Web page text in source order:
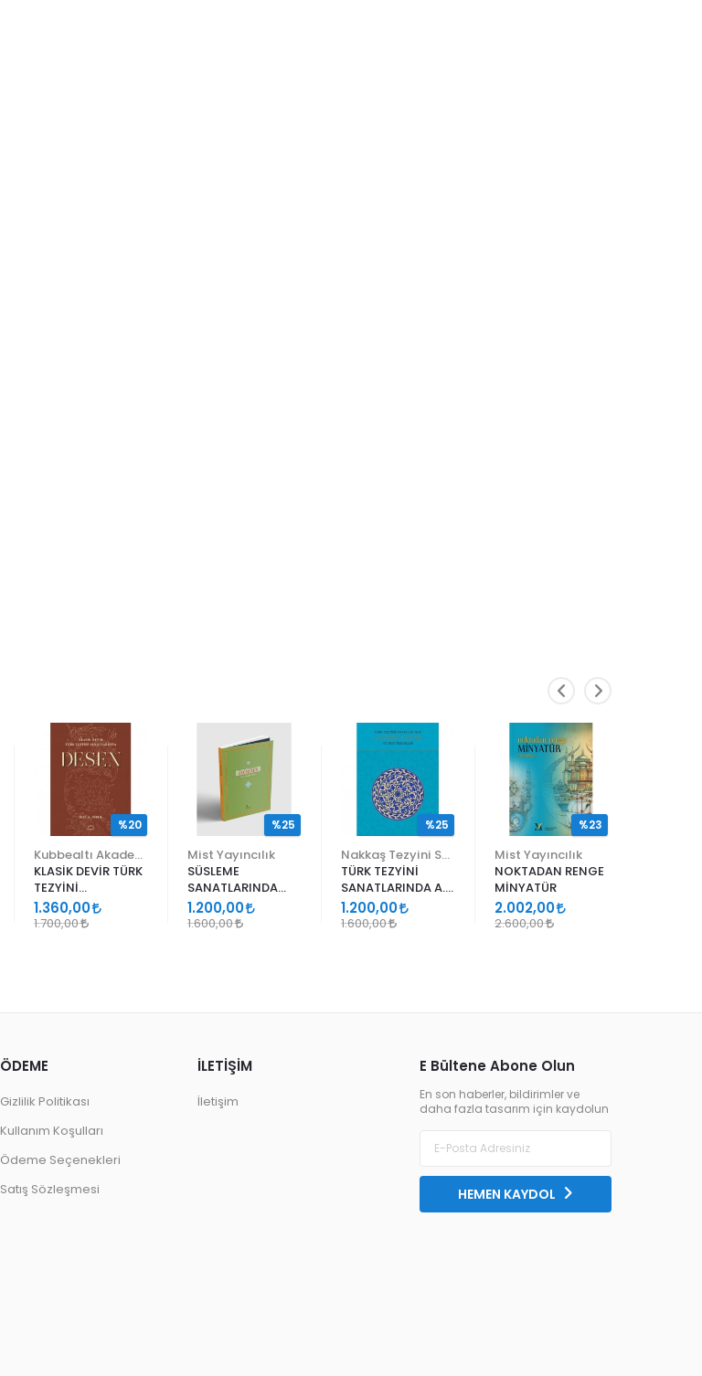
KLASİK DEVİR TÜRK
TEZYİNİ
SANATLARINDA
DESEN
1.360,00
1.700,00
%20
Mist Yayıncılık
SÜSLEME
SANATLARINDA
GEÇMELER
1.200,00
1.600,00
%25
TÜRK TEZYİNİ
SANATLARINDA A.
SÜHEYL ÜNVER VE
YENİ TERKİPLERİ
1.200,00
1.600,00
%25
Mist Yayıncılık
NOKTADAN RENGE
MİNYATÜR
2.002,00
2.600,00
%23
E Bültene Abone Olun
En son haberler, bildirimler ve
daha fazla tasarım için kaydolun
HEMEN KAYDOL
ÖDEME
Gizlilik Politikası
Kullanım Koşulları
Ödeme Seçenekleri
Satış Sözleşmesi
İLETİŞİM
İletişim